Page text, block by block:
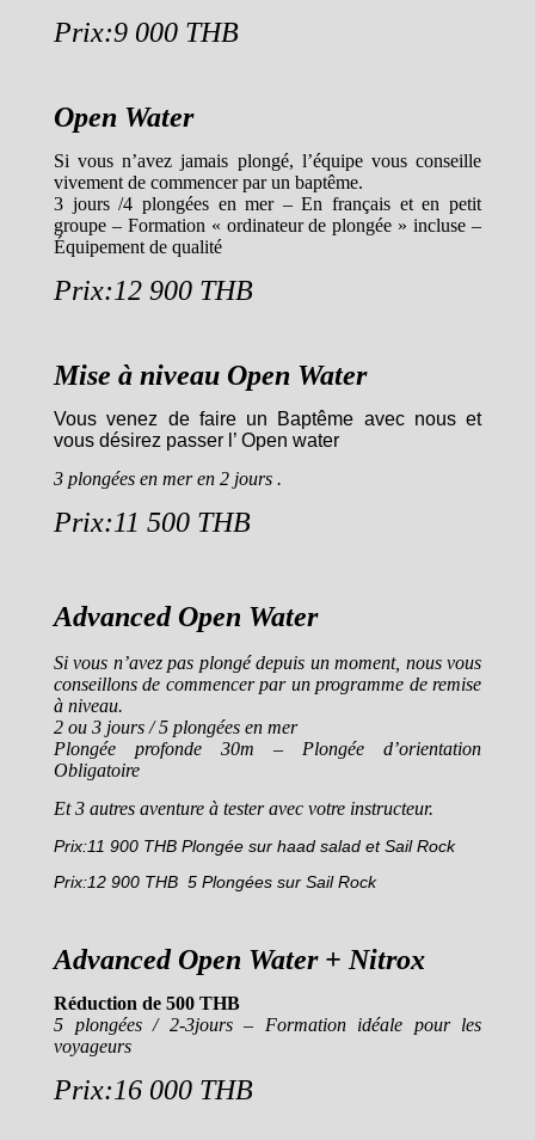
Prix:9 000 THB
Open Water
Si vous n’avez jamais plongé, l’équipe vous conseille
vivement de commencer par un baptême.
3 jours /4 plongées en mer – En français et en petit
groupe – Formation « ordinateur de plongée » incluse –
Équipement de qualité
Prix:12 900 THB
Mise à niveau Open Water
Vous venez de faire un Baptême avec nous et
vous désirez passer l’ Open water
3 plongées en mer en 2 jours .
Prix:11 500 THB
Advanced Open Water
Si vous n’avez pas plongé depuis un moment, nous vous
conseillons de commencer par un programme de remise
à niveau.
2 ou 3 jours / 5 plongées en mer
Plongée profonde 30m – Plongée d’orientation
Obligatoire
Et 3 autres aventure à tester avec votre instructeur.
Prix:11 900 THB Plongée sur haad salad et Sail Rock
Prix:12 900 THB 5 Plongées sur Sail Rock
Advanced Open Water + Nitrox
Réduction de 500 THB
5 plongées / 2-3jours – Formation idéale pour les
voyageurs
Prix:16 000 THB